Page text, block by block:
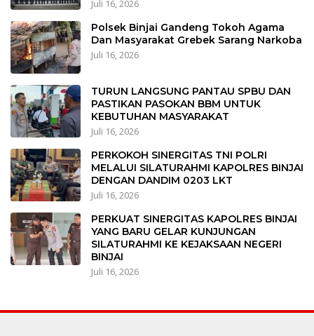
Juli 16, 2026
Polsek Binjai Gandeng Tokoh Agama
Dan Masyarakat Grebek Sarang Narkoba
Juli 16, 2026
TURUN LANGSUNG PANTAU SPBU DAN
PASTIKAN PASOKAN BBM UNTUK
KEBUTUHAN MASYARAKAT
Juli 16, 2026
PERKOKOH SINERGITAS TNI POLRI
MELALUI SILATURAHMI KAPOLRES BINJAI
DENGAN DANDIM 0203 LKT
Juli 16, 2026
PERKUAT SINERGITAS KAPOLRES BINJAI
YANG BARU GELAR KUNJUNGAN
SILATURAHMI KE KEJAKSAAN NEGERI
BINJAI
Juli 16, 2026